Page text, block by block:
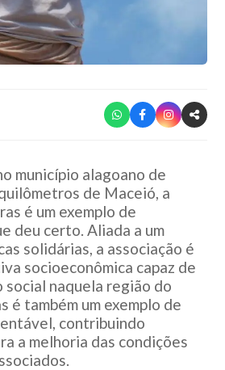
município alagoano de
de Maceió, a
é um exemplo de
deu certo. Aliada a um
solidárias, a associação é
socioeconômica capaz de
social naquela região do
é também um exemplo de
contribuindo
a melhoria das condições